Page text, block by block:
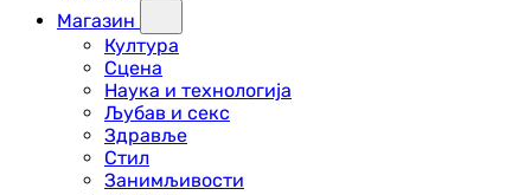
Магазин
Култура
Сцена
Наука и технологија
Љубав и секс
Здравље
Стил
Занимљивости